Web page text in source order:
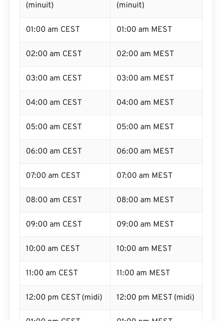
(minuit)
(minuit)
01:00 am CEST 01:00 am MEST
02:00 am CEST 02:00 am MEST
03:00 am CEST 03:00 am MEST
04:00 am CEST 04:00 am MEST
05:00 am CEST 05:00 am MEST
06:00 am CEST 06:00 am MEST
07:00 am CEST 07:00 am MEST
08:00 am CEST 08:00 am MEST
09:00 am CEST 09:00 am MEST
10:00 am CEST 10:00 am MEST
11:00 am CEST 11:00 am MEST
12:00 pm CEST (midi) 12:00 pm MEST (midi)